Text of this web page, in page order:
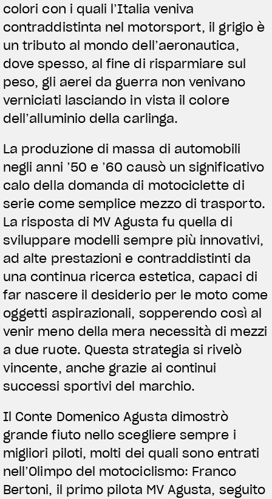
colori con i quali l’Italia veniva
contraddistinta nel motorsport, il grigio è
un tributo al mondo dell’aeronautica,
dove spesso, al fine di risparmiare sul
peso, gli aerei da guerra non venivano
verniciati lasciando in vista il colore
dell’alluminio della carlinga.
La produzione di massa di automobili
negli anni ’50 e ’60 causò un significativo
calo della domanda di motociclette di
serie come semplice mezzo di trasporto.
La risposta di MV Agusta fu quella di
sviluppare modelli sempre più innovativi,
ad alte prestazioni e contraddistinti da
una continua ricerca estetica, capaci di
far nascere il desiderio per le moto come
oggetti aspirazionali, sopperendo così al
venir meno della mera necessità di mezzi
a due ruote. Questa strategia si rivelò
vincente, anche grazie ai continui
successi sportivi del marchio.
Il Conte Domenico Agusta dimostrò
grande fiuto nello scegliere sempre i
migliori piloti, molti dei quali sono entrati
nell’Olimpo del motociclismo: Franco
Bertoni, il primo pilota MV Agusta, seguito